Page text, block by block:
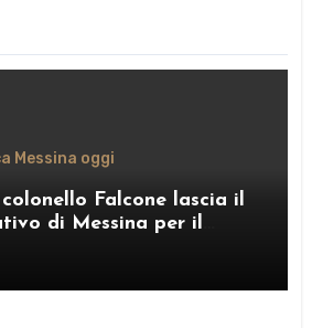
Messina oggi
Falcone lascia il
di Messina per il
di Como